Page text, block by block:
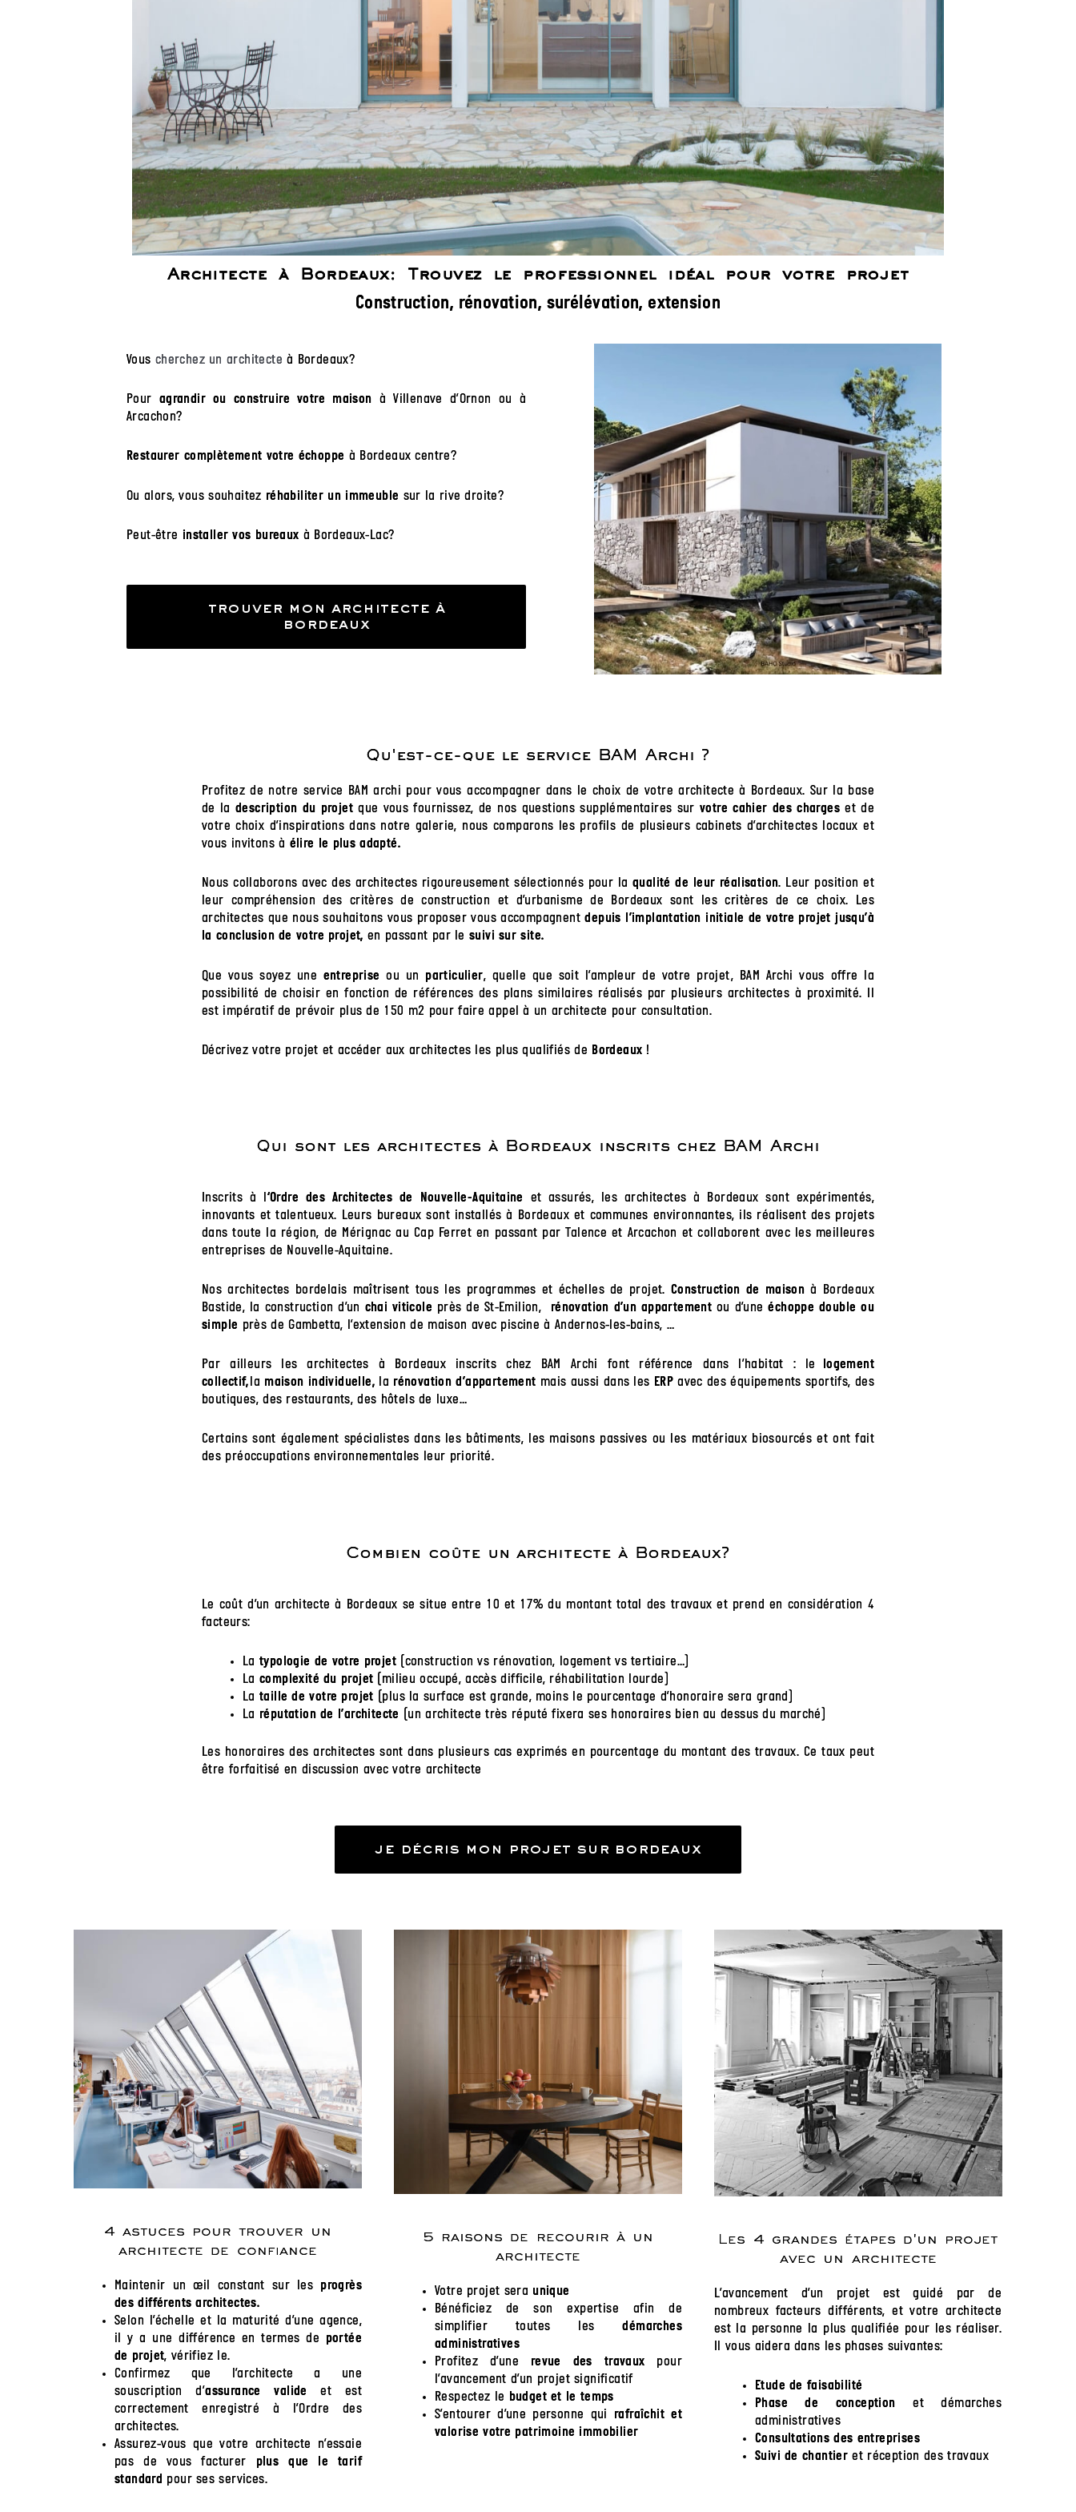
Architecte à Bordeaux: Trouvez le professionnel idéal pour votre projet
Construction, rénovation, surélévation, extension
Vous cherchez un architecte à Bordeaux?
Pour agrandir ou construire votre maison
à Villenave d’Ornon ou à
Arcachon?
Restaurer complètement votre échoppe à Bordeaux centre?
Ou alors, vous souhaitez réhabiliter un immeuble sur la rive droite?
Peut-être installer vos bureaux à Bordeaux-Lac?
trouver mon architecte à
bordeaux
Qu'est-ce-que le service BAM Archi ?
Profitez de notre service BAM archi pour vous accompagner dans le choix de votre architecte à Bordeaux. Sur la base
de ladescription du projet que vous fournissez, de nos questions supplémentaires sur votre cahier des chargeset de
votre choix d’inspirations dans notre galerie, nous comparons les profils de plusieurs cabinets d’architectes locaux et
vous invitons à élire le plus adapté.
Nous collaborons avec des architectes rigoureusement sélectionnés pour laqualité de leur réalisation. Leur position et
leur compréhension des critères de construction et d’urbanisme de Bordeaux sont les critères de ce choix. Les
architectes que nous souhaitons vous proposer vous accompagnentdepuis l’implantation initiale de votre projet jusqu’à
la conclusion de votre projet, en passant par le suivi sur site.
Que vous soyez une entreprise ou un particulier, quelle que soit l’ampleur de votre projet, BAM Archi vous offre la
possibilité de choisir en fonction de références des plans similaires réalisés par plusieurs architectes à proximité. Il
est impératif de prévoir plus de 150 m2 pour faire appel à un architecte pour consultation.
Décrivez votre projet et accéder aux architectes les plus qualifiés de Bordeaux !
Qui sont les architectes à Bordeaux inscrits chez BAM Archi
Inscrits à l ‘Ordre des Architectes de Nouvelle-Aquitaine
et assurés, les architectes à Bordeaux sont expérimentés,
innovants et talentueux. Leurs bureaux sont installés à Bordeaux et communes environnantes, ils réalisent des projets
dans toute la région, de Mérignac au Cap Ferret en passant par Talence et Arcachon et collaborent avec les meilleures
entreprises de Nouvelle-Aquitaine.
Nos architectes bordelais maîtrisent tous les programmes et échelles de projet. Construction de maison à Bordeaux
Bastide, la construction d’un chai viticole près de St-Emilion, rénovation d’un appartementou d’uneéchoppe double ou
simple près de Gambetta, l’extension de maison avec piscine à Andernos-les-bains, …
Par ailleurs les architectes à Bordeaux inscrits chez BAM Archi font référence dans l’habitat : le
logement
collectif, la maison individuelle,la rénovation d’appartement mais aussi dans les ERP avec des équipements sportifs, des
boutiques, des restaurants, des hôtels de luxe…
Certains sont également spécialistes dans les bâtiments, les maisons passives ou les matériaux biosourcés et ont fait
des préoccupations environnementales leur priorité.
Combien coûte un architecte à Bordeaux?
Le coût d’un architecte à Bordeaux se situe entre 10 et 17% du montant total des travaux et prend en considération 4
facteurs:
La typologie de votre projet (construction vs rénovation, logement vs tertiaire…)
La complexité du projet (milieu occupé, accès difficile, réhabilitation lourde)
La taille de votre projet
(plus la surface est grande, moins le pourcentage d’honoraire sera grand)
La réputation de l’architecte (un architecte très réputé fixera ses honoraires bien au dessus du marché)
Les honoraires des architectes sont dans plusieurs cas exprimés en pourcentage du montant des travaux. Ce taux peut
être forfaitisé en discussion avec votre architecte
je décris mon projet sur bordeaux
4 astuces pour trouver un
architecte de confiance
Maintenir un œil constant sur les
progrès
des différents architectes.
Selon l’échelle et la maturité d’une agence,
il y a une différence en termes de
portée
de projet, vérifiez le.
Confirmez que l’architecte a une
souscription d’assurance valide
et est
correctement enregistré à l’Ordre des
architectes.
Assurez-vous que votre architecte n’essaie
pas de vous facturer
plus que le tarif
standard pour ses services.
5 raisons de recourir à un
architecte
Votre projet sera unique
Bénéficiez de son expertise afin de
simplifier toutes lesdémarches
administratives
Profitez d’une revue des travaux
pour
l’avancement d’un projet significatif
Respectez le
budget et le temps
S’entourer d’une personne qui
rafraîchit et
valorise votre patrimoine immobilier
Les 4 grandes étapes d'un projet
avec un architecte
L’avancement d’un projet est guidé par de
nombreux facteurs différents, et votre architecte
est la personne la plus qualifiée pour les réaliser.
Il vous aidera dans les phases suivantes:
Etude de faisabilité
Phase de conception
et démarches
administratives
Consultations des entreprises
Suivi de chantier et réception des travaux